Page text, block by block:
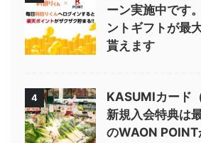
ーン実施中です
ントギフトが最
貰えます
4
KASUMIカード
新規入会特典は
のWAON